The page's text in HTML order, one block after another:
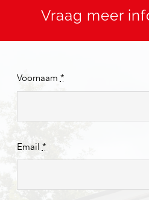
Vraag meer
Voornaam *
Email *